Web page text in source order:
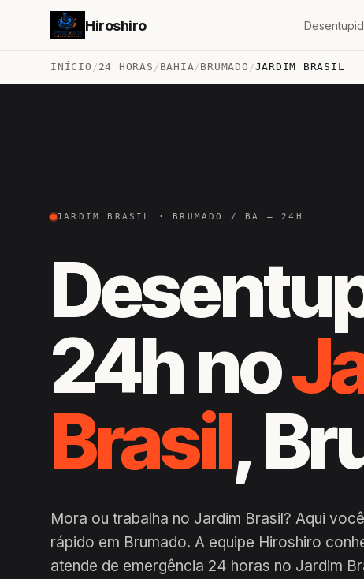
Hiroshiro
INÍCIO /24 HORAS /BAHIA/BRUMADO /JARDIM BRASIL
JARDIM BRASIL · BRUMADO / BA — 24H
24h no
Brasil,
Mora ou trabalha no Jardim Brasil? Aqui
rápido em Brumado. A equipe Hiroshiro
atende de emergência 24 horas no Jardim